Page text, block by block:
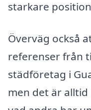
starkare
Överväg också
referenser från
städföretag i
men det är